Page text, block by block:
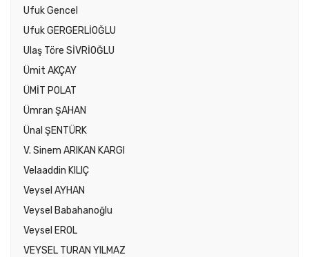
Ufuk Gencel
Ufuk GERGERLİOĞLU
Ulaş Töre SİVRİOĞLU
Ümit AKÇAY
ÜMİT POLAT
Ümran ŞAHAN
Ünal ŞENTÜRK
V. Sinem ARIKAN KARGI
Velaaddin KILIÇ
Veysel AYHAN
Veysel Babahanoğlu
Veysel EROL
VEYSEL TURAN YILMAZ